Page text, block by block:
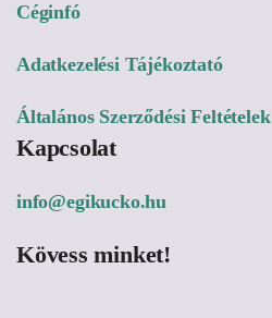
Céginfó
Adatkezelési Tájékoztató
Általános Szerződési Feltételek
Kapcsolat
info@egikucko.hu
Kövess minket!